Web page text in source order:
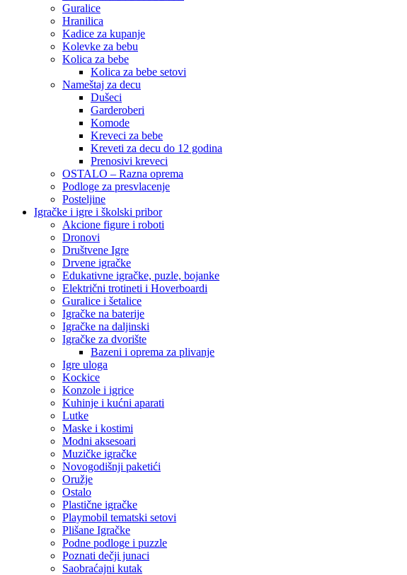
Guralice
Hranilica
Kadice za kupanje
Kolevke za bebu
Kolica za bebe
Kolica za bebe setovi
Nameštaj za decu
Dušeci
Garderoberi
Komode
Kreveci za bebe
Kreveti za decu do 12 godina
Prenosivi kreveci
OSTALO – Razna oprema
Podloge za presvlacenje
Posteljine
Igračke i igre i školski pribor
Akcione figure i roboti
Dronovi
Društvene Igre
Drvene igračke
Edukativne igračke, puzle, bojanke
Električni trotineti i Hoverboardi
Guralice i šetalice
Igračke na baterije
Igračke na daljinski
‎Igračke za dvorište
Bazeni i oprema za plivanje
Igre uloga
Kockice
Konzole i igrice
Kuhinje i kućni aparati
Lutke
Maske i kostimi
Modni aksesoari
Muzičke igračke
Novogodišnji paketići
Oružje
Ostalo
Plastične igračke
Playmobil tematski setovi
Plišane Igračke
Podne podloge i puzzle
Poznati dečji junaci
Saobraćajni kutak